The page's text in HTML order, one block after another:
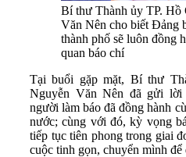
Bí thư Thành ủy TP.
Văn Nên cho biết Đảng
thành phố sẽ luôn đồng
quan báo chí
Tại buổi gặp mặt, Bí thư
Nguyễn Văn Nên đã gửi
người làm báo đã đồng hành
nước; cùng với đó, kỳ vọng
tiếp tục tiên phong trong giai
cuộc tinh gọn, chuyển mình